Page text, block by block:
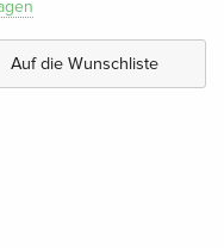
Auf die Wunschliste